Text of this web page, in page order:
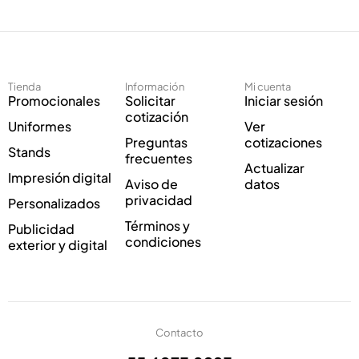
t
n
i
o
E
e
c
r
ó
c
c
n
i
c
o
*
Tienda
Promocionales
Uniformes
Stands
Impresión digital
Personalizados
Publicidad
exterior y digital
Información
Solicitar
cotización
Preguntas
frecuentes
Aviso de
privacidad
Términos y
condiciones
Mi cuenta
Iniciar sesión
Ver
cotizaciones
Actualizar
datos
Contacto